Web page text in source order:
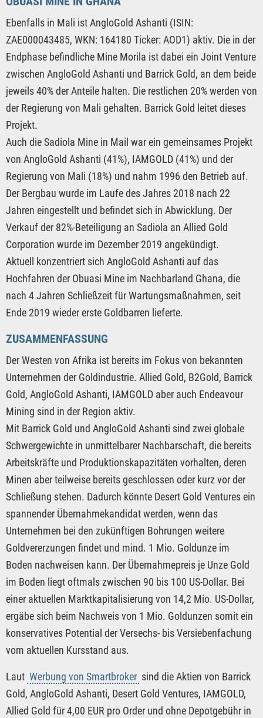
Ebenfalls in Mali ist AngloGold Ashanti (ISIN:
ZAE000043485, WKN: 164180 Ticker: AOD1) aktiv. Die in der
Endphase befindliche Mine Morila ist dabei ein Joint Venture
zwischen AngloGold Ashanti und Barrick Gold, an dem beide
jeweils 40% der Anteile halten. Die restlichen 20% werden von
der Regierung von Mali gehalten. Barrick Gold leitet dieses
Projekt.
Auch die Sadiola Mine in Mail war ein gemeinsames Projekt
von AngloGold Ashanti (41%), IAMGOLD (41%) und der
Regierung von Mali (18%) und nahm 1996 den Betrieb auf.
Der Bergbau wurde im Laufe des Jahres 2018 nach 22
Jahren eingestellt und befindet sich in Abwicklung. Der
Verkauf der 82%-Beteiligung an Sadiola an Allied Gold
Corporation wurde im Dezember 2019 angekündigt.
Aktuell konzentriert sich AngloGold Ashanti auf das
Hochfahren der Obuasi Mine im Nachbarland Ghana, die
nach 4 Jahren Schließzeit für Wartungsmaßnahmen, seit
Ende 2019 wieder erste Goldbarren lieferte.
ZUSAMMENFASSUNG
Der Westen von Afrika ist bereits im Fokus von bekannten
Unternehmen der Goldindustrie. Allied Gold, B2Gold, Barrick
Gold, AngloGold Ashanti, IAMGOLD aber auch Endeavour
Mining sind in der Region aktiv.
Mit Barrick Gold und AngloGold Ashanti sind zwei globale
Schwergewichte in unmittelbarer Nachbarschaft, die bereits
Arbeitskräfte und Produktionskapazitäten vorhalten, deren
Minen aber teilweise bereits geschlossen oder kurz vor der
Schließung stehen. Dadurch könnte Desert Gold Ventures ein
spannender Übernahmekandidat werden, wenn das
Unternehmen bei den zukünftigen Bohrungen weitere
Goldvererzungen findet und mind. 1 Mio. Goldunze im
Boden nachweisen kann. Der Übernahmepreis je Unze Gold
im Boden liegt oftmals zwischen 90 bis 100 US-Dollar. Bei
einer aktuellen Marktkapitalisierung von 14,2 Mio. US-Dollar,
ergäbe sich beim Nachweis von 1 Mio. Goldunzen somit ein
konservatives Potential der Versechs- bis Versiebenfachung
vom aktuellen Kursstand aus.
Laut Werbung von Smartbroker sind die Aktien von Barrick
Gold, AngloGold Ashanti, Desert Gold Ventures, IAMGOLD,
Allied Gold für 4,00 EUR pro Order und ohne Depotgebühr in